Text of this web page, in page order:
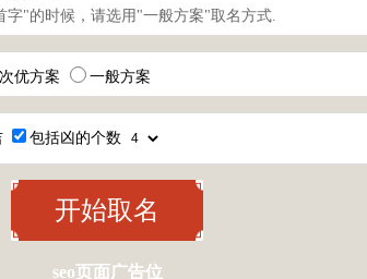
字"的时候，请选用"一般方案"取名方式.
次优方案 一般方案
包括凶的个数
seo页面广告位